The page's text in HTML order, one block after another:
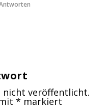
nicht veröffentlicht.
mit* markiert